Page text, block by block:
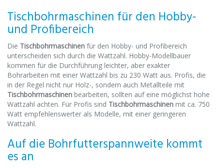
Tischbohrmaschinen für den Hobby-
und Profibereich
Die Tischbohrmaschinen für den Hobby- und Profibereich
unterscheiden sich durch die Wattzahl. Hobby-Modellbauer
kommen für die Durchführung leichter, aber exakter
Bohrarbeiten mit einer Wattzahl bis zu 230 Watt aus. Profis, die
in der Regel nicht nur Holz-, sondern auch Metallteile mit
Tischbohrmaschinen bearbeiten, sollten auf eine möglichst hohe
Wattzahl achten. Für Profis sind Tischbohrmaschinen mit ca. 750
Watt empfehlenswerter als Modelle, mit einer geringeren
Wattzahl.
Auf die Bohrfutterspannweite kommt
es an